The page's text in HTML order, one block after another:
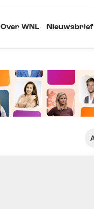
Over WNL Nieuwsbrief